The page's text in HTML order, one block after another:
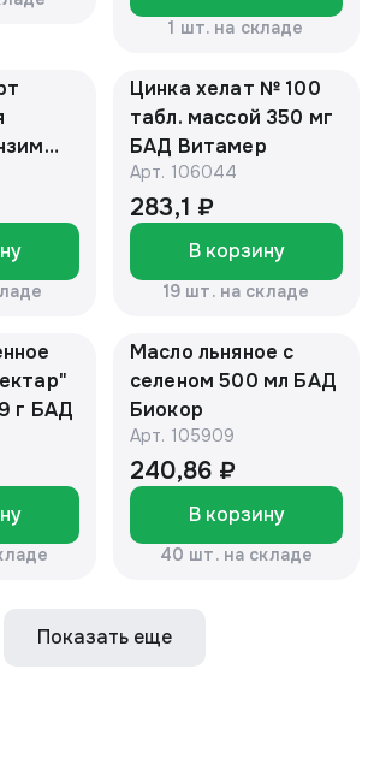
1 шт. на складе
Цинка хелат № 100
табл. массой 350 мг
БАД Витамер
Арт. 106044
283,1 ₽
В корзину
19 шт. на складе
г БАД
Масло льняное с
селеном 500 мл БАД
Биокор
Арт. 105909
240,86 ₽
В корзину
40 шт. на складе
Показать еще